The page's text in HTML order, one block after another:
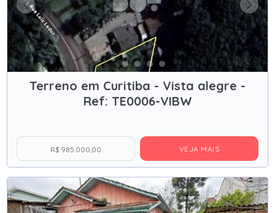
Terreno em Curitiba - Vista alegre -
Ref: TE0006-VIBW
R$ 985.000,00 VEJA MAIS